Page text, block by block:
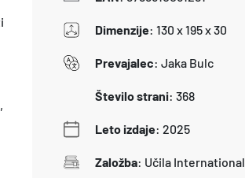
Dimenzije: 130 x 195 x 30
Prevajalec: Jaka Bulc
Število strani: 368
Leto izdaje: 2025
Založba: Učila International